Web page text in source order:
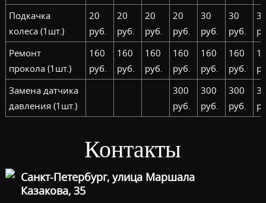
Подкачка
колеса (1шт.)
20
руб.
20
руб.
20
руб.
20
руб.
30
руб.
30
руб.
Ремонт
прокола (1шт.)
160
руб.
160
руб.
160
руб.
160
руб.
160
руб.
160
руб.
Замена датчика
давления (1шт.)
300
руб.
300
руб.
300
руб.
Контакты
Санкт-Петербург, улица Маршала
Казакова, 35